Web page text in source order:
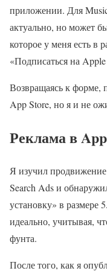
приложении. Для
актуально, но может
которое у меня есть в
«Подписаться на
Возвращаясь к форме,
App Store, но я и не
Реклама в
Я изучил
Search Ads и
установку» в размере
идеально, учитывая,
фунта.
После того, как я